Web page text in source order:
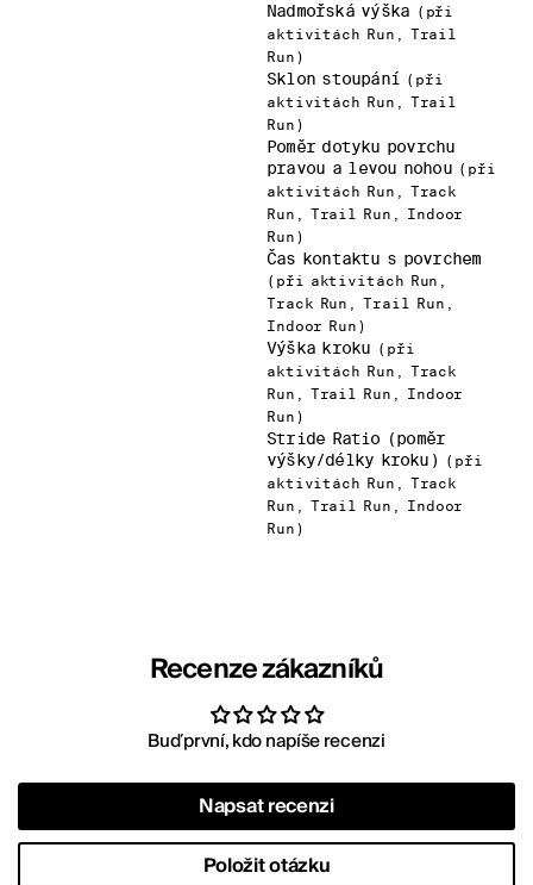
Nadmořská výška
(při
aktivitách Run, Trail
Run)
Sklon stoupání (při
aktivitách Run, Trail
Run)
Poměr dotyku povrchu
pravou a levou nohou (při
aktivitách Run, Track
Run, Trail Run, Indoor
Run)
Čas kontaktu s povrchem
(při aktivitách Run,
Track Run, Trail Run,
Indoor Run)
Výška kroku
(při
aktivitách Run, Track
Run, Trail Run, Indoor
Run)
Stride Ratio (poměr
výšky/délky kroku)
(při
aktivitách Run, Track
Run, Trail Run, Indoor
Run)
Recenze zákazníků
Buď první, kdo napíše recenzi
Napsat recenzi
Položit otázku